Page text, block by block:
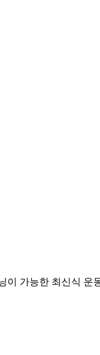
가능한 최신식 운